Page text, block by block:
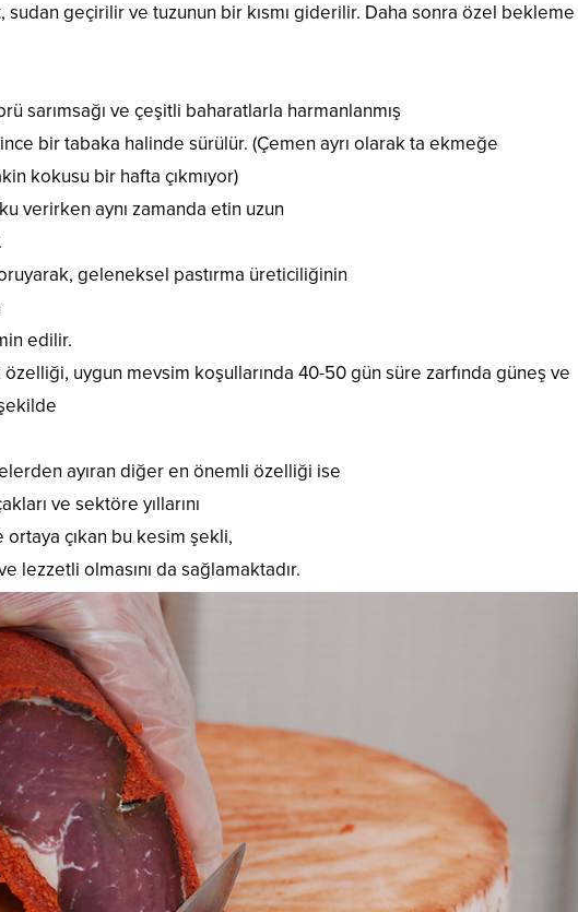
sudan geçirilir ve tuzunun bir kısmı giderilir. Daha sonra özel bekleme
sarımsağı ve çeşitli baharatlarla harmanlanmış
bir tabaka halinde sürülür. (Çemen ayrı olarak ta ekmeğe
kokusu bir hafta çıkmıyor)
verirken aynı zamanda etin uzun
geleneksel pastırma üreticiliğinin
edilir.
özelliği, uygun mevsim koşullarında 40-50 gün süre zarfında güneş ve
ayıran diğer en önemli özelliği ise
ve sektöre yıllarını
ortaya çıkan bu kesim şekli,
lezzetli olmasını da sağlamaktadır.